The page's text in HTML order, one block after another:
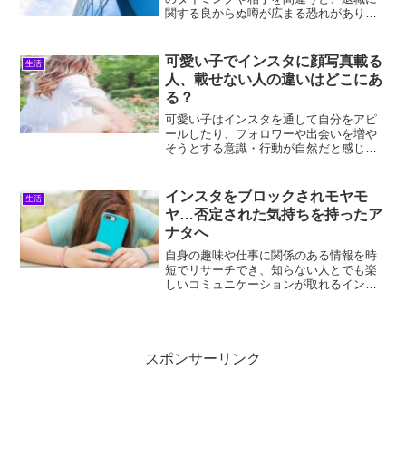
関する良からぬ噂が広まる恐れがありま
あり、気持ちよく退職できる環境ではな
くなってしまいます。 ...
生活
可愛い子でインスタに顔写真載る
人、載せない人の違いはどこにあ
る？
可愛い子はインスタを通して自分をアピ
ールしたり、フォロワーや出会いを増や
そうとする意識・行動が自然だと感じま
くはないので、自分の顔写真を載せる人
とはどんな違いがあるのか...
生活
インスタをブロックされモヤモ
ヤ…否定された気持ちを持ったア
ナタへ
自身の趣味や仕事に関係のある情報を時
短でリサーチでき、知らない人とでも楽
しいコミュニケーションが取れるインス
スポンサーリンク